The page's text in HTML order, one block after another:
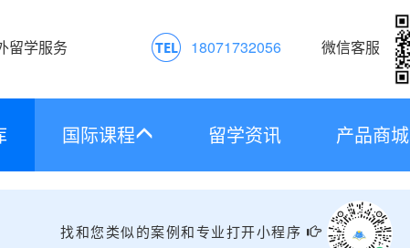
留学服务 18071732056 微信客服
国际课程 留学资讯 产品商城
找和您类似的案例和专业打开小程序